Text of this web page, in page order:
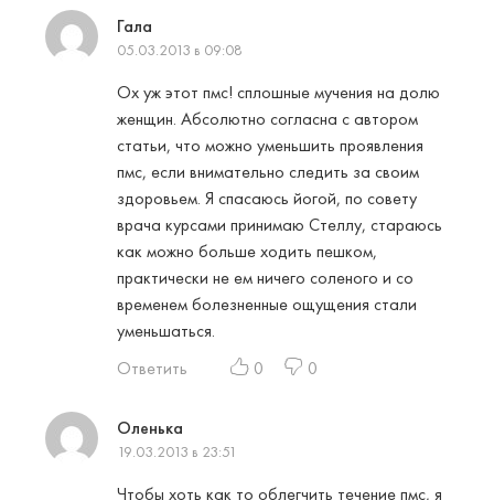
Гала
05.03.2013 в 09:08
Ох уж этот пмс! сплошные мучения на долю
женщин. Абсолютно согласна с автором
статьи, что можно уменьшить проявления
пмс, если внимательно следить за своим
здоровьем. Я спасаюсь йогой, по совету
врача курсами принимаю Стеллу, стараюсь
как можно больше ходить пешком,
практически не ем ничего соленого и со
временем болезненные ощущения стали
уменьшаться.
Ответить
0 0
Оленька
19.03.2013 в 23:51
Чтобы хоть как то облегчить течение пмс, я